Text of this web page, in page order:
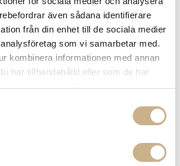
även sådana identifierare
från din enhet till de sociala medier
som vi samarbetar med.
kombinera informationen med annan
har tillhandahållit eller som de har
använt deras tjänster.
I lager Fler varianter I lager